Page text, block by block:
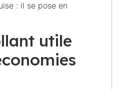
: il se pose en
utile